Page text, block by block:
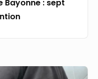
Bayonne : sept